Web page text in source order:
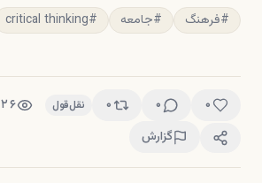
#فرهنگ #جامعه #
critical thinking
۰ ۰ ۰ نقل‌قول
۲۶ هزار
گزارش